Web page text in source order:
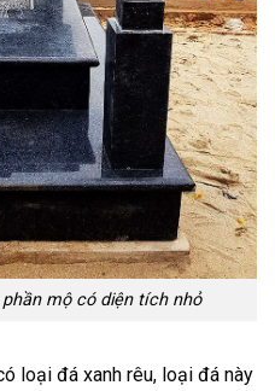
mộ có diện tích nhỏ
loại đá xanh rêu, loại đá này